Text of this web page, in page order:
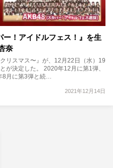
！アイドルフェス！』を生
奈
リスマス〜』が、12月22日（水）19
が決定した。 2020年12月に第1弾、
8月に第3弾と続…
2021年12月14日